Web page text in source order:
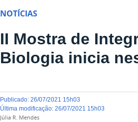
NOTÍCIAS
II Mostra de
Biologia inicia
publicado:26/07/2021 15h03
última modificação:26/07/2021 15h03
Júlia R. Mendes